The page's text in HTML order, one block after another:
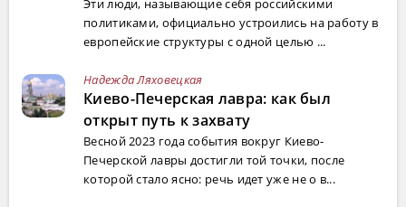
Эти люди, называющие себя российскими
политиками, официально устроились на работу в
европейские структуры с одной целью ...
Надежда Ляховецкая
Киево-Печерская лавра: как был
открыт путь к захвату
Весной 2023 года события вокруг Киево-
Печерской лавры достигли той точки, после
которой стало ясно: речь идет уже не о в...